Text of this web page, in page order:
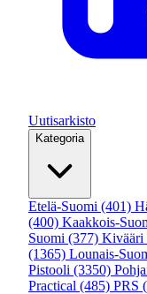
Uutisarkisto
Kategoria
Etelä-Suomi (401)
(400) Kaakkois-
Suomi (377) Kivääri
(1365) Lounais-
Pistooli (3350)
Practical (485) PRS